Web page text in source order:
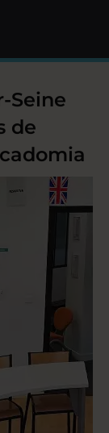
Seine
de